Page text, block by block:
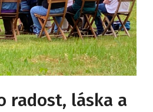
radost, láska a